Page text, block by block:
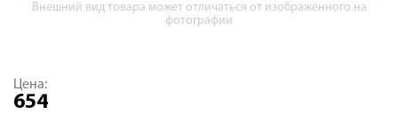
Внешний вид товара может отличаться от изображённого на
фотографии
Цена:
654